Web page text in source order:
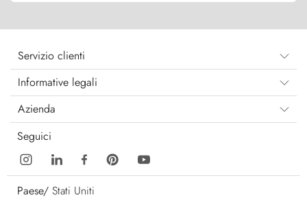
Servizio clienti
Informative legali
Azienda
Seguici
Paese/ Stati Uniti